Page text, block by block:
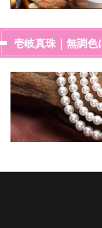
壱岐真珠｜無調色